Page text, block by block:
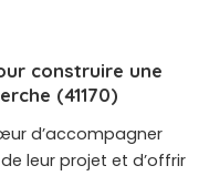
construire une
(41170)
d’accompagner
leur projet et d’offrir